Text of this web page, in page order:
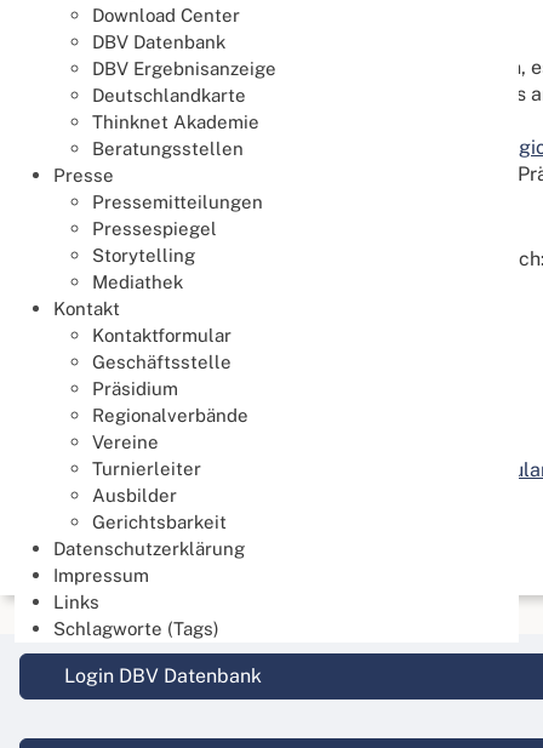
Download Center
DBV Datenbank
DBV Ergebnisanzeige
Deutschlandkarte
Thinknet Akademie
Beratungsstellen
Presse
Pressemitteilungen
Pressespiegel
Storytelling
Mediathek
Kontakt
Kontaktformular
Geschäftsstelle
Präsidium
Regionalverbände
Vereine
Turnierleiter
Ausbilder
Gerichtsbarkeit
Datenschutzerklärung
Impressum
Links
Schlagworte (Tags)
hat.
Präsidium
Das Präsidiumist das geschäftsführende Organ,
Beschluss der Hauptversammlung im Anschluss
Beirat
Der Beirat besteht aus den Vorsitzenden der
Ordnungen und Richtlinien. Hierfür treffen sich
Unterstützung
Unterstützt wird das Präsidium bei seiner Arbeit durch:
Ausschüsse
Assistenzen
Gleichstellungsstelle
Referenten
Ihre Ansprechpartner
UnterKontaktfinden Sie neben einem
Login DBV Datenbank